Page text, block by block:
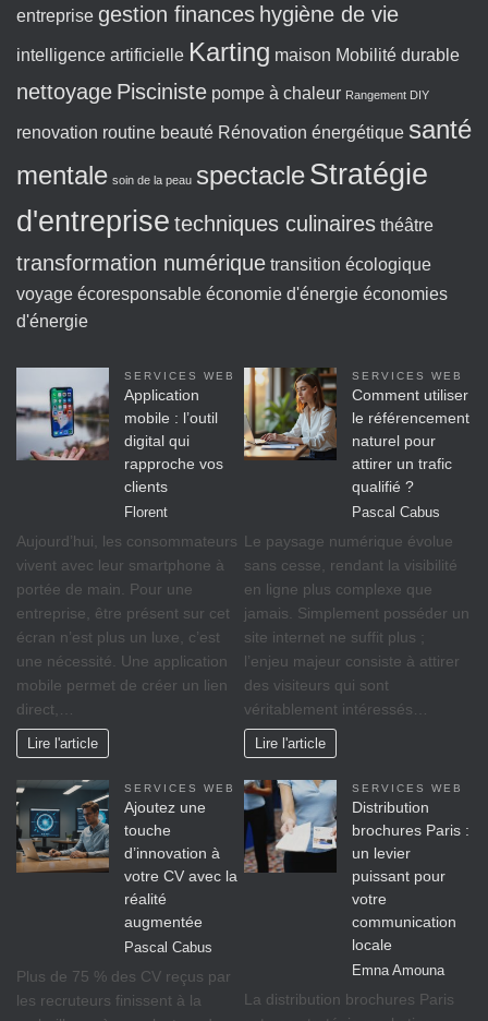
entreprise gestion finances hygiène de vie
intelligence artificielle Karting maison Mobilité durable
nettoyage Pisciniste pompe à chaleur Rangement DIY
renovation routine beauté Rénovation énergétique santé
mentale soin de la peau spectacleStratégie
d'entreprise techniques culinaires théâtre
transformation numérique transition écologique
voyage écoresponsable économie d'énergie économies
d'énergie
SERVICES WEB
Application
mobile : l’outil
digital qui
rapproche vos
clients
Florent
Aujourd’hui, les consommateurs
vivent avec leur smartphone à
portée de main. Pour une
entreprise, être présent sur cet
écran n’est plus un luxe, c’est
une nécessité. Une application
mobile permet de créer un lien
direct,…
Lire l'article
SERVICES WEB
Comment utiliser
le référencement
naturel pour
attirer un trafic
qualifié ?
Pascal Cabus
Le paysage numérique évolue
sans cesse, rendant la visibilité
en ligne plus complexe que
jamais. Simplement posséder un
site internet ne suffit plus ;
l’enjeu majeur consiste à attirer
des visiteurs qui sont
véritablement intéressés…
Lire l'article
SERVICES WEB
Ajoutez une
touche
d’innovation à
votre CV avec la
réalité
augmentée
Pascal Cabus
Plus de 75 % des CV reçus par
les recruteurs finissent à la
SERVICES WEB
Distribution
brochures Paris :
un levier
puissant pour
votre
communication
locale
Emna Amouna
La distribution brochures Paris